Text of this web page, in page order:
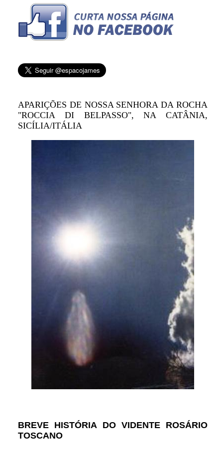
APARIÇÕES DE NOSSA SENHORA DA ROCHA
"ROCCIA DI BELPASSO", NA CATÂNIA,
SICÍLIA/ITÁLIA
BREVE HISTÓRIA DO VIDENTE ROSÁRIO
TOSCANO